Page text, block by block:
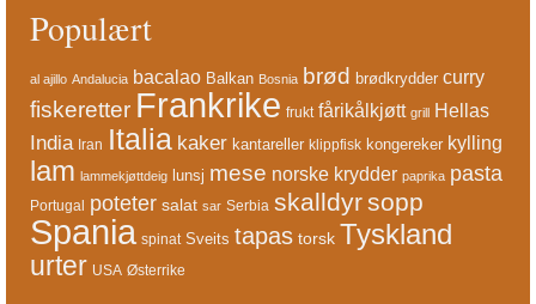
Populært
al ajillo Andalucia bacalao Balkan Bosnia brød brødkrydder curry
fiskeretter Frankrike frukt fårikålkjøtt grill Hellas
India Iran Italia kaker kantareller klippfisk kongereker kylling
lam lammekjøttdeig lunsj mese norske krydder paprika pasta
Portugal poteter salat sar Serbia skalldyrsopp
Spania spinat Sveits tapas torsk Tyskland
urter USA Østerrike